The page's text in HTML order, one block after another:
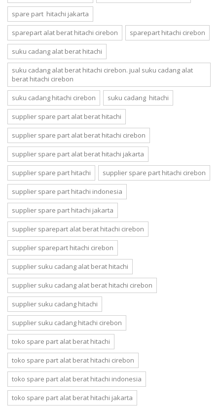
spare part hitachi jakarta
sparepart alat berat hitachi cirebon sparepart hitachi cirebon
suku cadang alat berat hitachi
suku cadang alat berat hitachi cirebon. jual suku cadang alat
berat hitachi cirebon
suku cadang hitachi cirebon suku cadang hitachi
supplier spare part alat berat hitachi
supplier spare part alat berat hitachi cirebon
supplier spare part alat berat hitachi jakarta
supplier spare part hitachi supplier spare part hitachi cirebon
supplier spare part hitachi indonesia
supplier spare part hitachi jakarta
supplier sparepart alat berat hitachi cirebon
supplier sparepart hitachi cirebon
supplier suku cadang alat berat hitachi
supplier suku cadang alat berat hitachi cirebon
supplier suku cadang hitachi
supplier suku cadang hitachi cirebon
toko spare part alat berat hitachi
toko spare part alat berat hitachi cirebon
toko spare part alat berat hitachi indonesia
toko spare part alat berat hitachi jakarta